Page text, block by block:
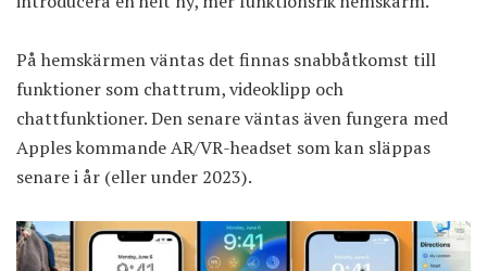
På hemskärmen väntas det finnas snabbåtkomst till
funktioner som chattrum, videoklipp och
chattfunktioner. Den senare väntas även fungera med
Apples kommande AR/VR-headset som kan släppas
senare i år (eller under 2023).